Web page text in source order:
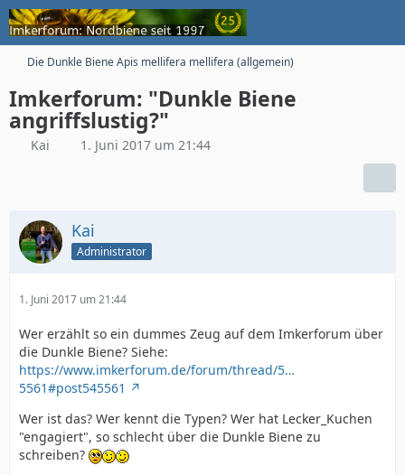
Die Dunkle Biene Apis mellifera mellifera (allgemein)
Imkerforum: "Dunkle Biene
angriffslustig?"
Kai 1. Juni 2017 um 21:44
Kai
Administrator
1. Juni 2017 um 21:44
Wer erzählt so ein dummes Zeug auf dem Imkerforum über
die Dunkle Biene? Siehe:
https://www.imkerforum.de/forum/thread/5…
5561#post545561
Wer ist das? Wer kennt die Typen? Wer hat Lecker_Kuchen
"engagiert", so schlecht über die Dunkle Biene zu
schreiben?